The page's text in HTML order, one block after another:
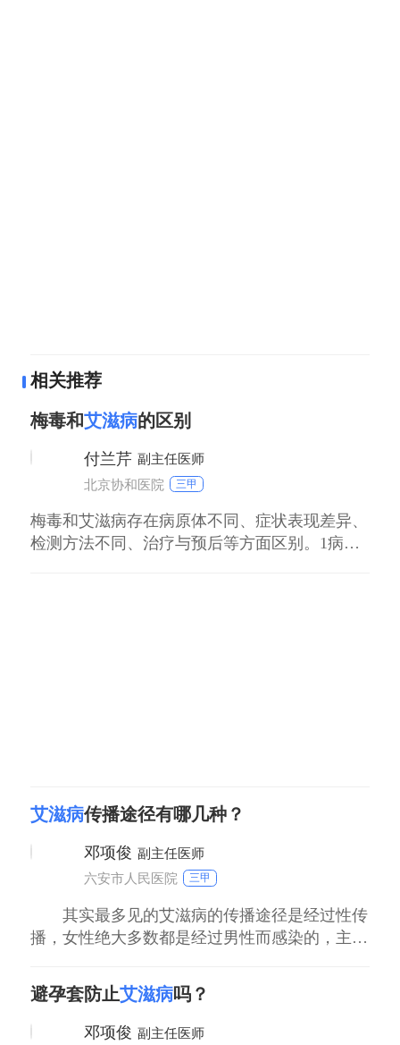
相关推荐
梅毒和艾滋病的区别
付兰芹 副主任医师
北京协和医院
三甲
梅毒和艾滋病存在病原体不同、症状表现差异、
检测方法不同、治疗与预后等方面区别。1病原
艾滋病传播途径有哪几种？
邓项俊 副主任医师
六安市人民医院
三甲
其实最多见的艾滋病的传播途径是经过性传
播，女性绝大多数都是经过男性而感染的，主要
段根据流行病学调查统计，百分之七八十以上都
是经过男性同性性行为而感染，男同的风险是很
大的。除了性行为，其他的可以在不正规的机构
避孕套防止艾滋病吗？
邓项俊 副主任医师